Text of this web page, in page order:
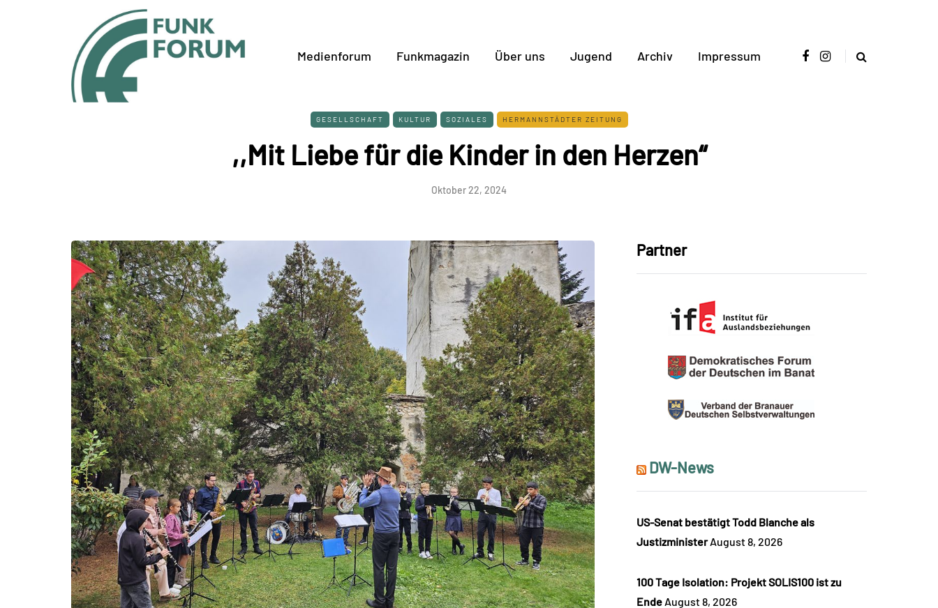
Medienforum Funkmagazin Über uns Jugend Archiv Impressum
GESELLSCHAFT KULTUR SOZIALES HERMANNSTÄDTER ZEITUNG
,,Mit Liebe für die Kinder in den Herzen“
Oktober 22, 2024
Partner
DW-News
US-Senat bestätigt Todd Blanche als
Justizminister August 8, 2026
100 Tage Isolation: Projekt SOLIS100 ist zu
Ende August 8, 2026